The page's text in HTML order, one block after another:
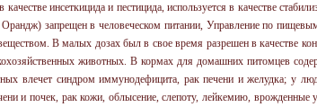
инсеткицида и пестицида, используется в качестве
запрещен в человеческом питании, Управление по
В малых дозах был в свое время разрешен в качестве
животных. В кормах для домашних питомцев
влечет синдром иммунодефицита, рак печени и желудка; у
и почек, рак кожи, облысение, слепоту, лейкемию, врожденные